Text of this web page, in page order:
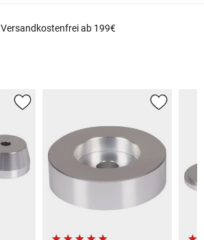
Versandkostenfrei ab 199€